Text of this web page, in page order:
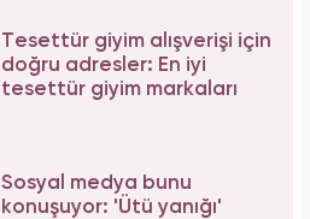
Tesettür giyim alışverişi için
doğru adresler: En iyi
tesettür giyim markaları
Sosyal medya bunu
konuşuyor: 'Ütü yanığı'